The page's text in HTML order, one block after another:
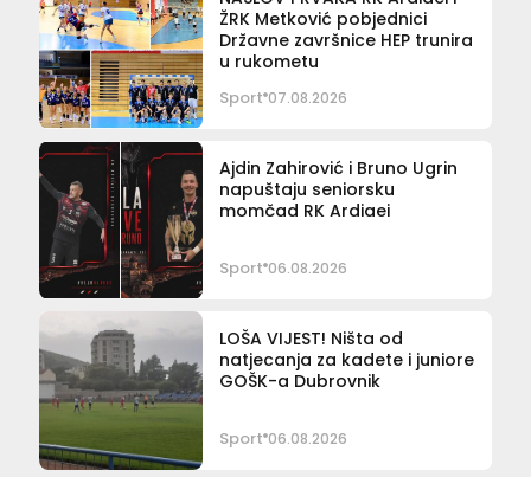
ŽRK Metković pobjednici
Državne završnice HEP trunira
u rukometu
Sport 07.08.2026
Ajdin Zahirović i Bruno Ugrin
napuštaju seniorsku
momčad RK Ardiaei
Sport 06.08.2026
LOŠA VIJEST! Ništa od
natjecanja za kadete i juniore
GOŠK-a Dubrovnik
Sport 06.08.2026